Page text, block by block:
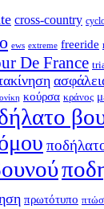
cross-country
ews extreme freeride
De France
κούρσα κράνος
πρωτότυπο